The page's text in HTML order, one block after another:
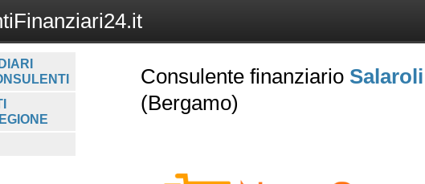
Consulente finanziario
(Bergamo)